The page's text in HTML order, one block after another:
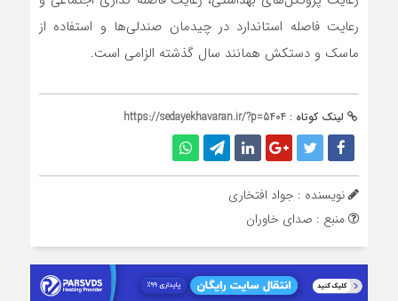
رعایت فاصله استاندارد در چیدمان صندلی‌ها و استفاده از
ماسک و دستکش همانند سال گذشته الزامی است.
لینک کوتاه : https://sedayekhavaran.ir/?p=5404
نویسنده : جواد افتخاری
منبع : صدای خاوران